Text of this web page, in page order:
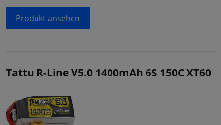
Produkt ansehen
Tattu R-Line V5.0 1400mAh 6S 150C XT60